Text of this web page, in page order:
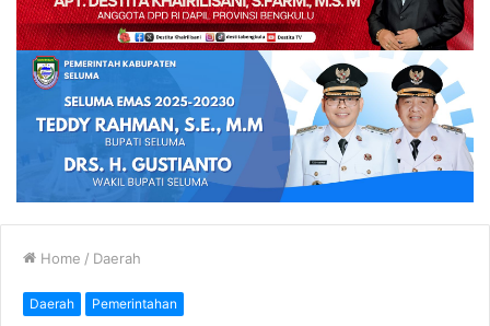
Home / Daerah
Daerah Pemerintahan